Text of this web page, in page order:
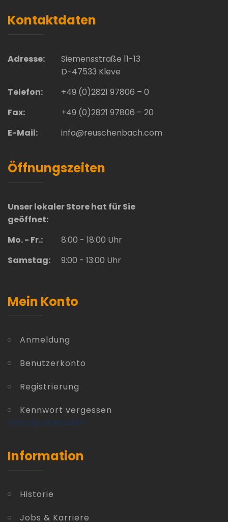
Kontaktdaten
Adresse:
Siemensstraße 11-13
D-47533 Kleve
Telefon:
+49 (0)2821 97806 – 0
Fax:
+49 (0)2821 97806 – 20
E-Mail:
info@reuschenbach.com
Öffnungszeiten
Unser lokaler Store hat für Sie
geöffnet:
Mo. - Fr.:
8:00 - 18:00 Uhr
Samstag:
9:00 - 13:00 Uhr
Mein Konto
Anmeldung
Benutzerkonto
Registrierung
Kennwort vergessen
Vertrag widerrufen
Information
Historie
Jobs & Karriere